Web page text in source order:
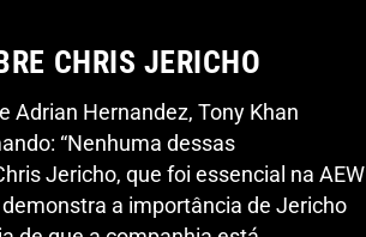
CHRIS JERICHO
Adrian Hernandez, Tony Khan
“Nenhuma dessas
Jericho, que foi essencial na AEW
a importância de Jericho